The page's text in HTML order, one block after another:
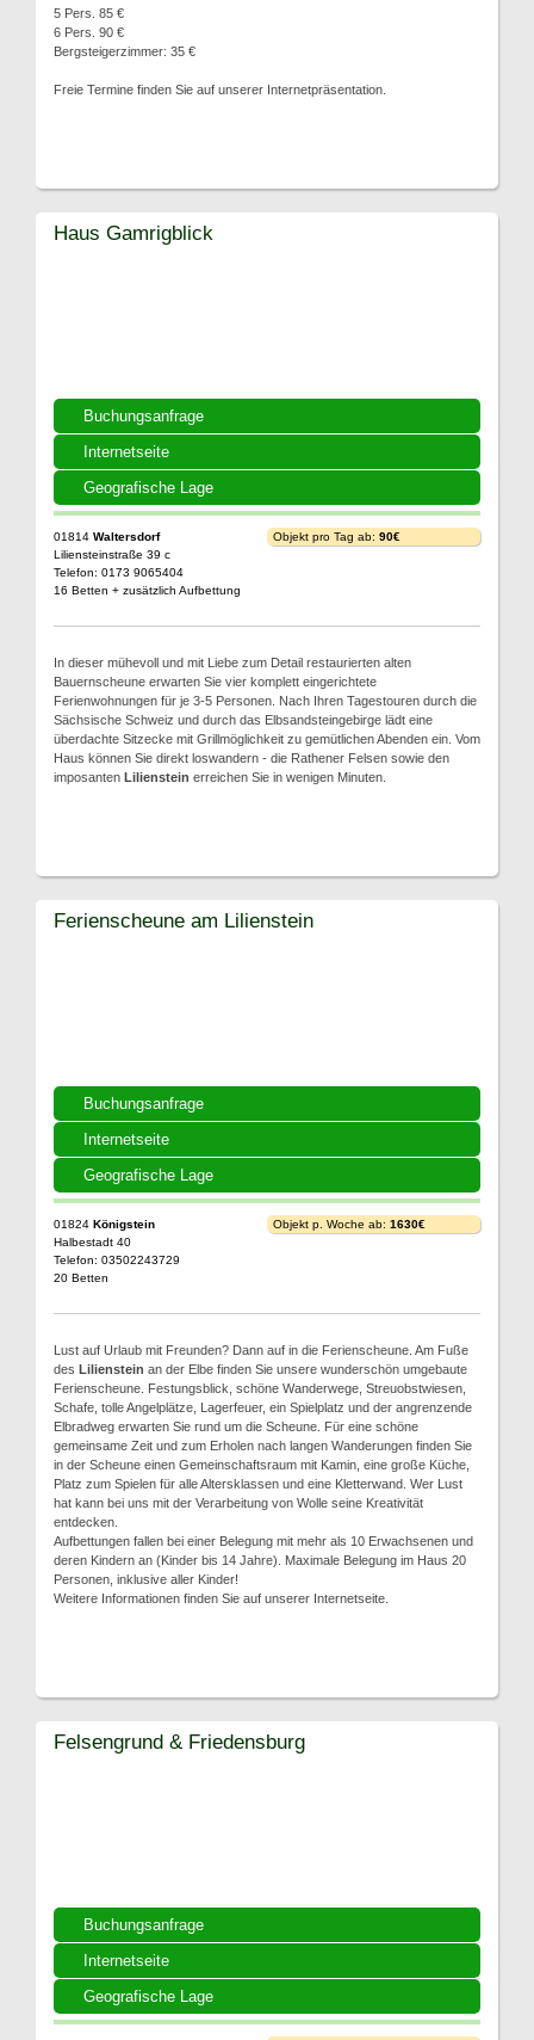
5 Pers. 85 €
6 Pers. 90 €
Bergsteigerzimmer: 35 €
Freie Termine finden Sie auf unserer Internetpräsentation.
Buchungsanfrage
Internetseite
Geografische Lage
Haus Gamrigblick
01814 Waltersdorf
Liliensteinstraße 39 c
Telefon: 0173 9065404
16 Betten + zusätzlich Aufbettung
Objekt pro Tag ab: 90€
In dieser mühevoll und mit Liebe zum Detail restaurierten alten
Bauernscheune erwarten Sie vier komplett eingerichtete
Ferienwohnungen für je 3-5 Personen. Nach Ihren Tagestouren durch die
Sächsische Schweiz und durch das Elbsandsteingebirge lädt eine
überdachte Sitzecke mit Grillmöglichkeit zu gemütlichen Abenden ein. Vom
Haus können Sie direkt loswandern - die Rathener Felsen sowie den
imposanten Lilienstein erreichen Sie in wenigen Minuten.
Buchungsanfrage
Internetseite
Geografische Lage
Ferienscheune am Lilienstein
01824 Königstein
Halbestadt 40
Telefon: 03502243729
20 Betten
Objekt p. Woche ab: 1630€
Lust auf Urlaub mit Freunden? Dann auf in die Ferienscheune. Am Fuße
des Lilienstein an der Elbe finden Sie unsere wunderschön umgebaute
Ferienscheune. Festungsblick, schöne Wanderwege, Streuobstwiesen,
Schafe, tolle Angelplätze, Lagerfeuer, ein Spielplatz und der angrenzende
Elbradweg erwarten Sie rund um die Scheune. Für eine schöne
gemeinsame Zeit und zum Erholen nach langen Wanderungen finden Sie
in der Scheune einen Gemeinschaftsraum mit Kamin, eine große Küche,
Platz zum Spielen für alle Altersklassen und eine Kletterwand. Wer Lust
hat kann bei uns mit der Verarbeitung von Wolle seine Kreativität
entdecken.
Aufbettungen fallen bei einer Belegung mit mehr als 10 Erwachsenen und
deren Kindern an (Kinder bis 14 Jahre). Maximale Belegung im Haus 20
Personen, inklusive aller Kinder!
Weitere Informationen finden Sie auf unserer Internetseite.
Buchungsanfrage
Internetseite
Geografische Lage
Felsengrund & Friedensburg